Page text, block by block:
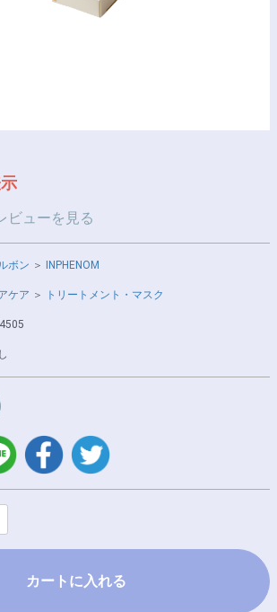
ビューを見る
ボン ＞ INPHENOM
ケア ＞ トリートメント・マスク
LINE facebook
カートに入れる